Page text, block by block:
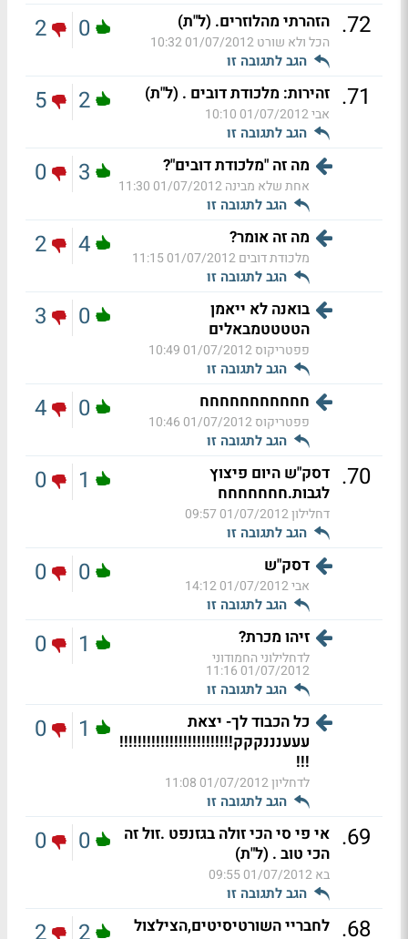
72
. הזהרתי מהלוזרים. (ל"ת)
הכל ולא שורט01/07/2012 10:32
הגב לתגובה זו
0
2
71
. זהירות: מלכודת דובים . (ל"ת)
אבי01/07/2012 10:10
הגב לתגובה זו
2
5
מה זה "מלכודת דובים"?
אחת שלא מבינה01/07/2012 11:30
הגב לתגובה זו
3
0
מה זה אומר?
מלכודת דובים01/07/2012 11:15
הגב לתגובה זו
4
2
בואנה לא ייאמן
הטטטטמבאלים
פפטריקוס01/07/2012 10:49
הגב לתגובה זו
0
3
חחחחחחחחחחח
פפטריקוס01/07/2012 10:46
הגב לתגובה זו
0
4
70
. דסק"ש היום פיצוץ
לגבות.חחחחחחח
דחלילון01/07/2012 09:57
הגב לתגובה זו
1
0
דסק"ש
אבי01/07/2012 14:12
הגב לתגובה זו
0
0
זיהו מכרת?
לדחלילוני החמודוני
01/07/2012 11:16
הגב לתגובה זו
1
0
כל הכבוד לך- יצאת
עעענננקקק!!!!!!!!!!!!!!!!!!!!!!!!!
!!!
לדחליון01/07/2012 11:08
הגב לתגובה זו
1
0
69
. אי פי סי הכי זולה בגזנפט .זול זה
הכי טוב . (ל"ת)
בא01/07/2012 09:55
הגב לתגובה זו
0
0
68
. לחבריי השורטיסיטים,הצילצול